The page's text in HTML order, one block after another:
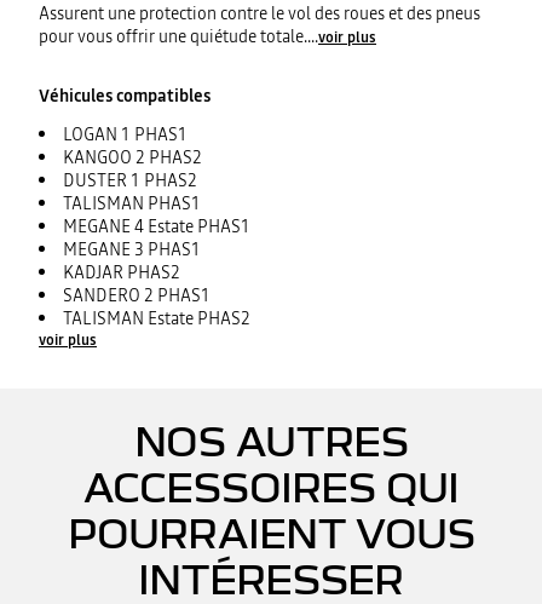
Assurent une protection contre le vol des roues et des pneus
pour vous offrir une quiétude totale....voir plus
Véhicules compatibles
LOGAN 1 PHAS1
KANGOO 2 PHAS2
DUSTER 1 PHAS2
TALISMAN PHAS1
MEGANE 4 Estate PHAS1
MEGANE 3 PHAS1
KADJAR PHAS2
SANDERO 2 PHAS1
TALISMAN Estate PHAS2
voir plus
NOS AUTRES
ACCESSOIRES QUI
POURRAIENT VOUS
INTÉRESSER